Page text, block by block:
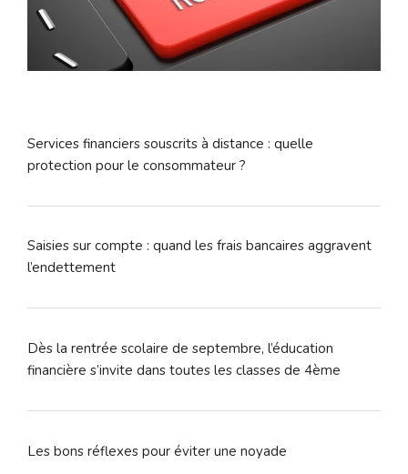
Services financiers souscrits à distance : quelle
protection pour le consommateur ?
Saisies sur compte : quand les frais bancaires aggravent
l’endettement
Dès la rentrée scolaire de septembre, l’éducation
financière s’invite dans toutes les classes de 4ème
Les bons réflexes pour éviter une noyade